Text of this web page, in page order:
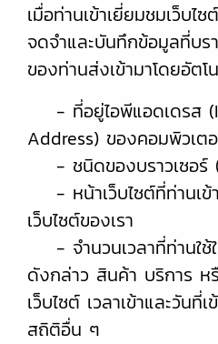
เมื่อท่านเข้าเยี่ยมชมเว็บไซ
จดจำและบันทึกข้อมูลที่บร
ของท่านส่งเข้ามาโดยอัตโ
- ที่อยู่ไอพีแอดเดรส
Address) ของคอมพิวเต
- ชนิดของบราวเซอร์
- หน้าเว็บไซต์ที่ท่านเข้
เว็บไซต์ของเรา
- จำนวนเวลาที่ท่านใช้
ดังกล่าว สินค้า บริการ
เว็บไซต์ เวลาเข้าและวัน
สถิติอื่น ๆ